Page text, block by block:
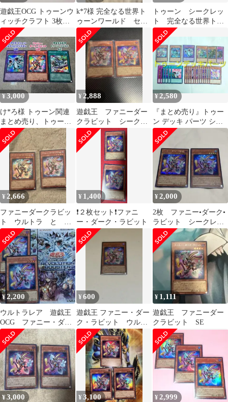
遊戯王OCG トゥーンウ
ィッチクラフト 3枚セ
ット
k*7様 完全なる世界ト
ゥーンワールド セッ
ト
トゥーン シークレッ
ト 完全なる世界トゥ
ーンワールド ファニ
ーダークラビット
¥3,000
け*ろ様 トゥーン関連
まとめ売り、トゥー
ン・ワールド SE アル
ティメットドラゴ
¥ 2,888
遊戯王 ファニーダー
クラビット シークレ
ット
¥2,580
『まとめ売り』トゥー
ン デッキ パーツ シー
クレット ファニーダー
クラビット
¥ 2,666
ファニーダークラビッ
ト ウルトラ と シ
ークレット
¥ 1,400
❗２枚セット❗ファニ
ー・ダーク・ラビット
¥2,000
2枚 ファニー•ダーク•
ラビット シークレッ
ト ウルトラ
¥2,200
ウルトラレア 遊戯王
OCG ファニー・ダー
ク・ラビット 2枚
¥600
遊戯王 ファニー・ダー
ク・ラビット ウルト
ラ
¥ 1,111
遊戯王 ファニーダー
クラビット SE
¥3,000 ¥3,100 ¥2,999